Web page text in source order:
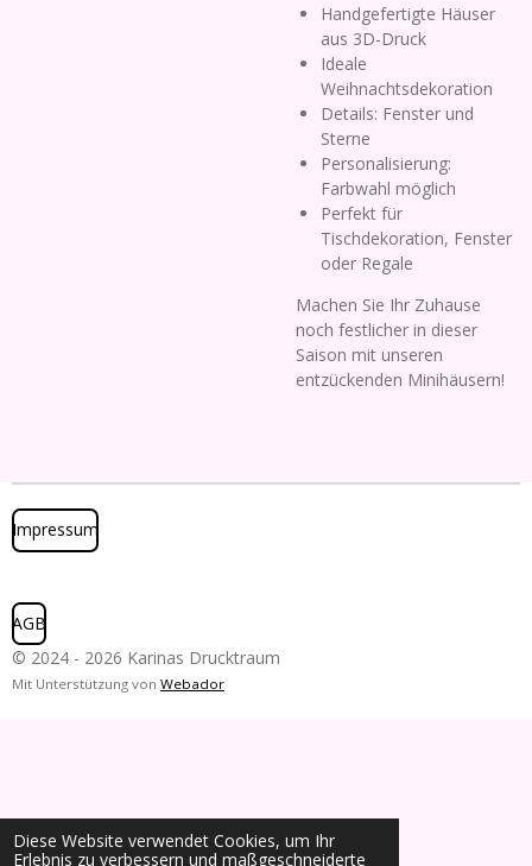
Diese Website verwendet Cookies, um Ihr
Erlebnis zu verbessern und maßgeschneiderte
Handgefertigte Häuser
aus 3D-Druck
Ideale
Weihnachtsdekoration
Details: Fenster und
Sterne
Personalisierung:
Farbwahl möglich
Perfekt für
Tischdekoration, Fenster
oder Regale
Machen Sie Ihr Zuhause
noch festlicher in dieser
Saison mit unseren
entzückenden Minihäusern!
Impressum
AGB
© 2024 - 2026 Karinas Drucktraum
Mit Unterstützung von Webador